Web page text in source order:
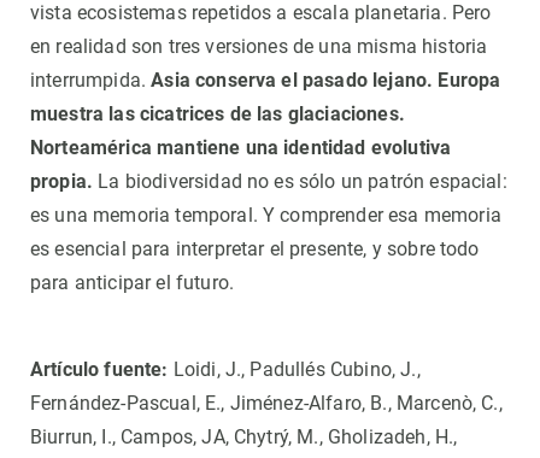
vista ecosistemas repetidos a escala planetaria. Pero
en realidad son tres versiones de una misma historia
interrumpida.Asia conserva el pasado lejano. Europa
muestra las cicatrices de las glaciaciones.
Norteamérica mantiene una identidad evolutiva
propia. La biodiversidad no es sólo un patrón espacial:
es una memoria temporal. Y comprender esa memoria
es esencial para interpretar el presente, y sobre todo
para anticipar el futuro.
Artículo fuente: Loidi, J., Padullés Cubino, J.,
Fernández-Pascual, E., Jiménez-Alfaro, B., Marcenò, C.,
Biurrun, I., Campos, JA, Chytrý, M., Gholizadeh, H.,